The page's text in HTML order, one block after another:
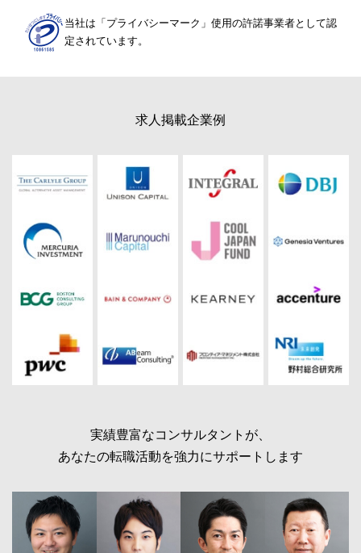
求人掲載企業例
実績豊富なコンサルタントが、
あなたの転職活動を強力にサポートします
当社は「プライバシーマーク」使用の許諾事業者として認
定されています。